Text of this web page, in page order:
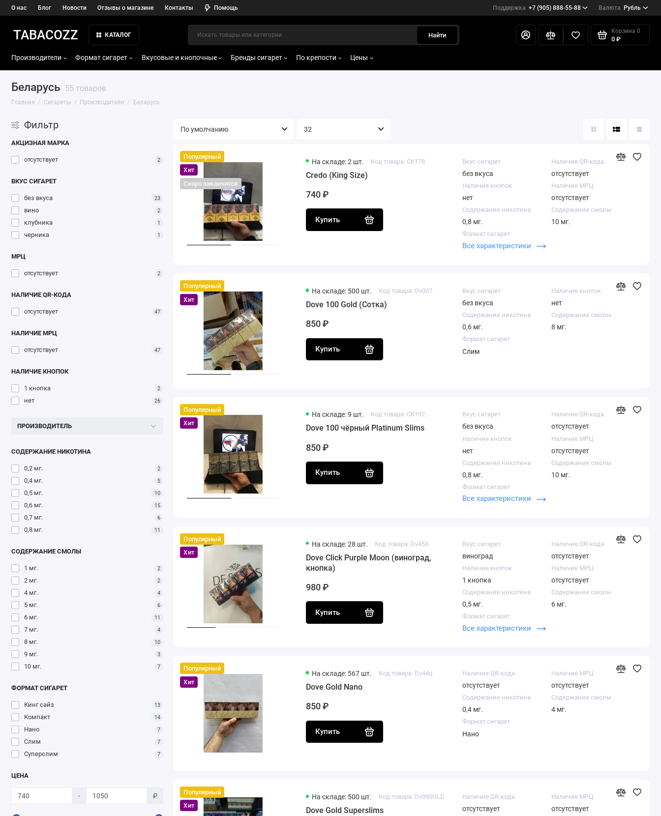
О нас Блог Новости Отзывы о магазине Контакты Помощь Поддержка +7 (905) 888-55-88 Валюта Рубль
TABACOZZ КАТАЛОГ Найти
Корзина 0
0 ₽
Производители Формат сигарет Вкусовые и кнопочные Бренды сигарет По крепости Цены
Беларусь 55 товаров
Главная Сигареты Производители Беларусь
Фильтр
АКЦИЗНАЯ МАРКА
отсутствует 2
ВКУС СИГАРЕТ
без вкуса 23
вино 2
клубника 1
черника 1
МРЦ
отсутствует 2
НАЛИЧИЕ QR-КОДА
отсутствует 47
НАЛИЧИЕ МРЦ
отсутствует 47
НАЛИЧИЕ КНОПОК
1 кнопка 2
нет 26
ПРОИЗВОДИТЕЛЬ
СОДЕРЖАНИЕ НИКОТИНА
0,2 мг. 2
0,4 мг. 5
0,5 мг. 10
0,6 мг. 15
0,7 мг. 6
0,8 мг. 11
СОДЕРЖАНИЕ СМОЛЫ
1 мг. 2
2 мг. 2
4 мг. 4
5 мг. 6
6 мг. 11
7 мг. 4
8 мг. 10
9 мг. 3
10 мг. 7
ФОРМАТ СИГАРЕТ
Кинг сайз 13
Компакт 14
Нано 7
Слим 7
Суперслим 7
ЦЕНА
- ₽
Популярный
Хит
Скоро закончится
На складе: 2 шт. Код товара: CK178
Credo (King Size)
740 ₽
Купить
Вкус сигарет
без вкуса
Наличие QR-кода
отсутствует
Наличие кнопок
нет
Наличие МРЦ
отсутствует
Содержание никотина
0,8 мг.
Содержание смолы
10 мг.
Формат сигарет
Кинг сайз
Все характеристики
Популярный
Хит
На складе: 500 шт. Код товара: Dv007
Dove 100 Gold (Сотка)
850 ₽
Купить
Вкус сигарет
без вкуса
Наличие кнопок
нет
Содержание никотина
0,6 мг.
Содержание смолы
8 мг.
Формат сигарет
Слим
Популярный
Хит
На складе: 9 шт. Код товара: CK192
Dove 100 чёрный Platinum Slims
850 ₽
Купить
Вкус сигарет
без вкуса
Наличие QR-кода
отсутствует
Наличие кнопок
нет
Наличие МРЦ
отсутствует
Содержание никотина
0,8 мг.
Содержание смолы
10 мг.
Формат сигарет
Слим
Все характеристики
Популярный
Хит
На складе: 28 шт. Код товара: Dv453
Dove Click Purple Moon (виноград,
кнопка)
980 ₽
Купить
Вкус сигарет
виноград
Наличие QR-кода
отсутствует
Наличие кнопок
1 кнопка
Наличие МРЦ
отсутствует
Содержание никотина
0,5 мг.
Содержание смолы
6 мг.
Формат сигарет
Компакт
Все характеристики
Популярный
Хит
На складе: 567 шт. Код товара: Dv44q
Dove Gold Nano
850 ₽
Купить
Наличие QR-кода
отсутствует
Наличие МРЦ
отсутствует
Содержание никотина
0,4 мг.
Содержание смолы
4 мг.
Формат сигарет
Нано
Популярный
Хит
На складе: 500 шт. Код товара: Dv990GLD
Dove Gold Superslims
Наличие QR-кода
отсутствует
Наличие МРЦ
отсутствует